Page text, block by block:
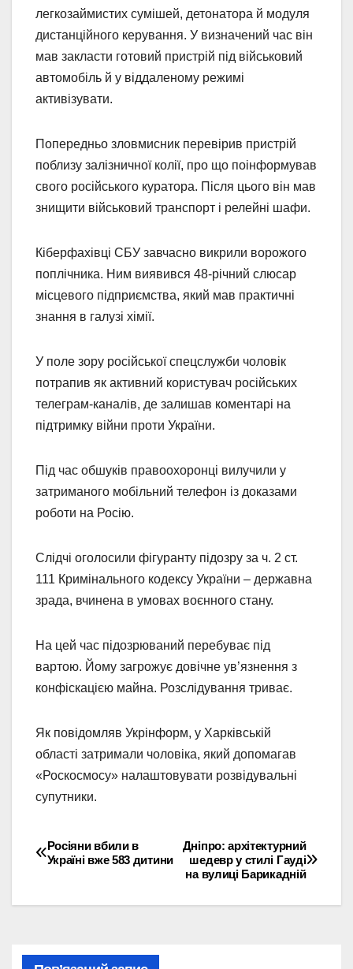
легкозаймистих сумішей, детонатора й модуля
дистанційного керування. У визначений час він
мав закласти готовий пристрій під військовий
автомобіль й у віддаленому режимі
активізувати.
Попередньо зловмисник перевірив пристрій
поблизу залізничної колії, про що поінформував
свого російського куратора. Після цього він мав
знищити військовий транспорт і релейні шафи.
Кіберфахівці СБУ завчасно викрили ворожого
поплічника. Ним виявився 48-річний слюсар
місцевого підприємства, який мав практичні
знання в галузі хімії.
У поле зору російської спецслужби чоловік
потрапив як активний користувач російських
телеграм-каналів, де залишав коментарі на
підтримку війни проти України.
Під час обшуків правоохоронці вилучили у
затриманого мобільний телефон із доказами
роботи на Росію.
Слідчі оголосили фігуранту підозру за ч. 2 ст.
111 Кримінального кодексу України – державна
зрада, вчинена в умовах воєнного стану.
На цей час підозрюваний перебуває під
вартою. Йому загрожує довічне ув’язнення з
конфіскацією майна. Розслідування триває.
Як повідомляв Укрінформ, у Харківській
області затримали чоловіка, який допомагав
«Роскосмосу» налаштовувати розвідувальні
супутники.
Навігація
Дніпро: архітектурний
шедевр у стилі Гауді
на вулиці Барикадній
Росіяни вбили в
Україні вже 583 дитини